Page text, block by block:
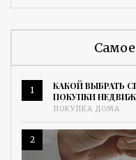
1
КАКОЙ ВЫБРАТЬ
ПОКУПКИ
ПОКУПКА ДОМА
2